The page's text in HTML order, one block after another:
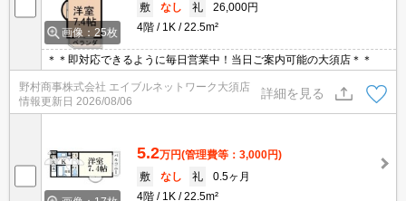
画像：25枚
敷
なし 礼
26,000円
4階
1K 22.5m²
＊＊即対応できるように毎日営業中！当日ご案内可能の大須店＊＊
野村商事株式会社 エイブルネットワーク大須店
情報更新日 2026/08/06
詳細を見る
5.2万円(管理費等：3,000円)
敷
なし 礼
0.5ヶ月
4階
1K 22.5m²